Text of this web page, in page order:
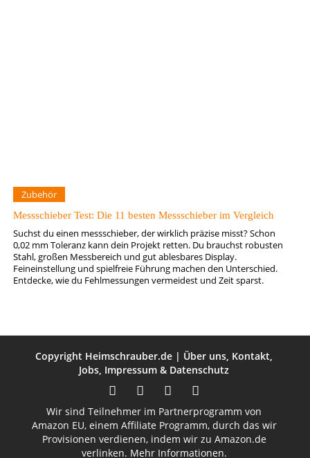
Zubehör
Messschieber Test: Die 11 besten Messschieber im Vergleich
Suchst du einen messschieber, der wirklich präzise misst? Schon
0,02 mm Toleranz kann dein Projekt retten. Du brauchst robusten
Stahl, großen Messbereich und gut ablesbares Display.
Feineinstellung und spielfreie Führung machen den Unterschied.
Entdecke, wie du Fehlmessungen vermeidest und Zeit sparst.
Copyright Heimschrauber.de | Über uns, Kontakt,
Jobs, Impressum & Datenschutz
Wir sind Teilnehmer im Partnerprogramm von
Amazon EU, einem Affiliate Programm, durch das wir
Provisionen verdienen, indem wir zu Amazon.de
verlinken. Mehr Informationen.